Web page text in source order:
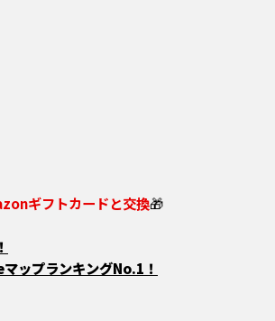
ギフトカードと交換🎁
ップランキングNo.1！